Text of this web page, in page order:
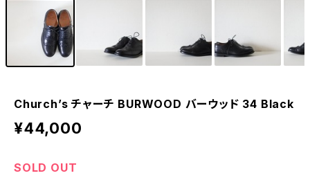
Church’s チャーチ BURWOOD バーウッド 34 Black
¥44,000
SOLD OUT